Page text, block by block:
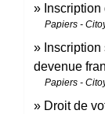
Papiers -
devenue
Papiers -
Droit de